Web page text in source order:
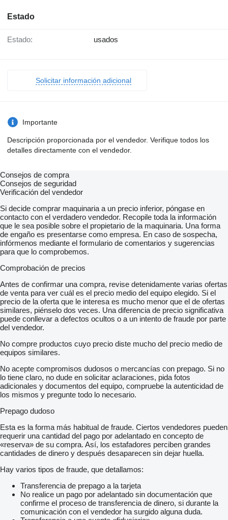
Estado
Estado: usados
Solicitar información adicional
Importante
Descripción proporcionada por el vendedor. Verifique todos los
detalles directamente con el vendedor.
Consejos de compra
Consejos de seguridad
Verificación del vendedor
Si decide comprar maquinaria a un precio inferior, póngase en
contacto con el verdadero vendedor. Recopile toda la información
que le sea posible sobre el propietario de la maquinaria. Una forma
de engaño es presentarse como empresa. En caso de sospecha,
infórmenos mediante el formulario de comentarios y sugerencias
para que lo comprobemos.
Comprobación de precios
Antes de confirmar una compra, revise detenidamente varias ofertas
de venta para ver cuál es el precio medio del equipo elegido. Si el
precio de la oferta que le interesa es mucho menor que el de ofertas
similares, piénselo dos veces. Una diferencia de precio significativa
puede conllevar a defectos ocultos o a un intento de fraude por parte
del vendedor.
No compre productos cuyo precio diste mucho del precio medio de
equipos similares.
No acepte compromisos dudosos o mercancías con prepago. Si no
lo tiene claro, no dude en solicitar aclaraciones, pida fotos
adicionales y documentos del equipo, compruebe la autenticidad de
los mismos y pregunte todo lo necesario.
Prepago dudoso
Esta es la forma más habitual de fraude. Ciertos vendedores pueden
requerir una cantidad del pago por adelantado en concepto de
«reserva» de su compra. Así, los estafadores perciben grandes
cantidades de dinero y después desaparecen sin dejar huella.
Hay varios tipos de fraude, que detallamos:
Transferencia de prepago a la tarjeta
No realice un pago por adelantado sin documentación que
confirme el proceso de transferencia de dinero, si durante la
comunicación con el vendedor ha surgido alguna duda.